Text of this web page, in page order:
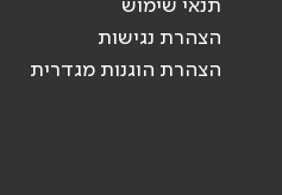
תנאי שימוש
הצהרת נגישות
הצהרת הוגנות מגדרית